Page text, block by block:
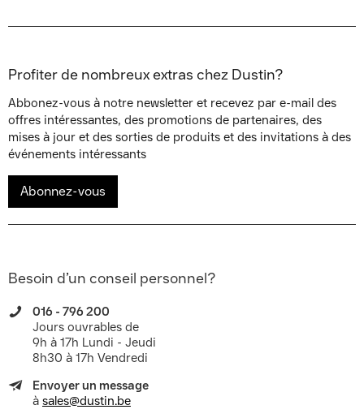
Profiter de nombreux extras chez Dustin?
Abbonez-vous à notre newsletter et recevez par e-mail des
offres intéressantes, des promotions de partenaires, des
mises à jour et des sorties de produits et des invitations à des
événements intéressants
Abonnez-vous
Besoin d’un conseil personnel?
016 - 796 200
Jours ouvrables de
9h à 17h Lundi - Jeudi
8h30 à 17h Vendredi
Envoyer un message
à sales@dustin.be